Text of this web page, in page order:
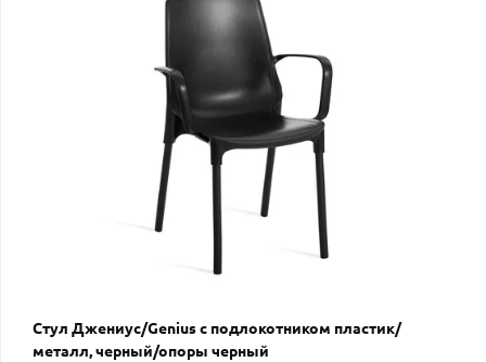
Стул Джениус/Genius с подлокотником пластик/
металл, черный/опоры черный